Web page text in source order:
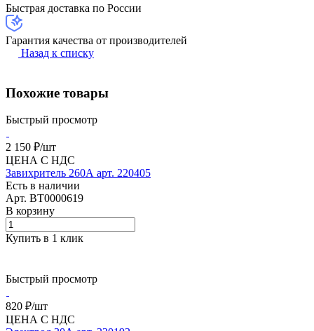
Быстрая доставка по России
Гарантия качества от производителей
Назад к списку
Похожие товары
Быстрый просмотр
2 150 ₽/шт
ЦЕНА С НДС
Завихритель 260А арт. 220405
Есть в наличии
Арт. BT0000619
В корзину
Купить в 1 клик
Быстрый просмотр
820 ₽/шт
ЦЕНА С НДС